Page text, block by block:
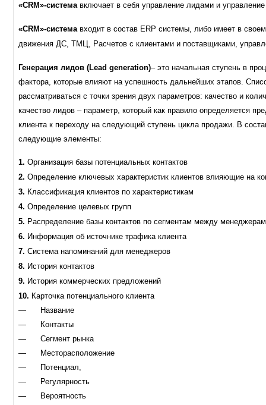
«CRM»-системавключает в себя управление лидами и
«CRM»-системавходит в состав ERP системы, либо имеет в
движения ДС, ТМЦ, Расчетов с клиентами и поставщиками,
Генерация лидов (Lead generation)– это начальная ступень в
фактора, которые влияют на успешность дальнейших этапов.
рассматриваться с точки зрения двух параметров: качество и
качество лидов – параметр, который как правило определяется
клиента к переходу на следующий ступень цикла продажи. В
следующие элементы:
1.Организация базы потенциальных контактов
2.Определение ключевых характеристик клиентов влияющие на
3. Классификация клиентов по характеристикам
4.Определение целевых групп
5. Распределение базы контактов по сегментам между
6. Информация об источнике трафика клиента
7.Система напоминаний для менеджеров
8. История контактов
9. История коммерческих предложений
10. Карточка потенциального клиента
— Название
— Контакты
— Сегмент рынка
— Месторасположение
— Потенциал,
— Регулярность
— Вероятность